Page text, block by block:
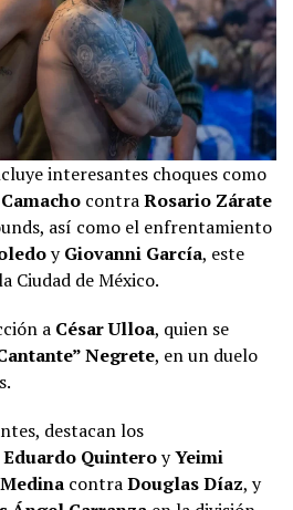
interesantes choques como
contraRosario Zárate
así como el enfrentamiento
yGiovanni García, este
Ciudad de México.
a César Ulloa, quien se
Negrete, en un duelo
destacan los
Eduardo QuinteroyYeimi
contraDouglas Díaz, y